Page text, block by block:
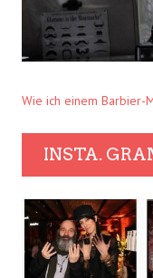
Wie ich einem Barbier-
INSTA.